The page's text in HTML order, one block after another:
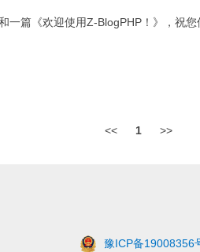
一篇《欢迎使用Z-BlogPHP！》，祝
<< 1 >>
豫ICP备19008356